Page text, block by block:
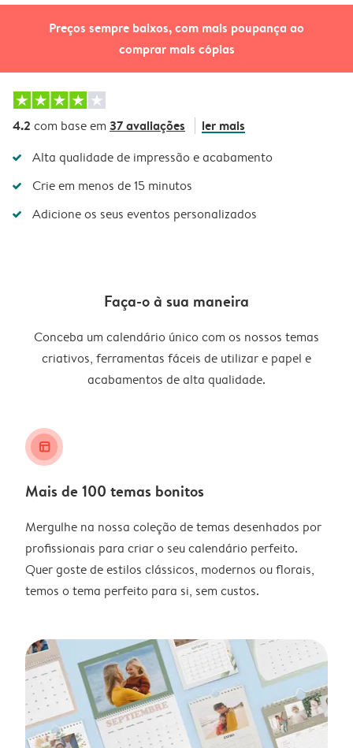
Preços sempre baixos, com mais poupança ao
comprar mais cópias
4.2 com base em 37 avaliações ler mais
Alta qualidade de impressão e acabamento
Crie em menos de 15 minutos
Adicione os seus eventos personalizados
Faça-o à sua maneira
Conceba um calendário único com os nossos temas
criativos, ferramentas fáceis de utilizar e papel e
acabamentos de alta qualidade.
layout_alt
Mais de 100 temas bonitos
Mergulhe na nossa coleção de temas desenhados por
profissionais para criar o seu calendário perfeito.
Quer goste de estilos clássicos, modernos ou florais,
temos o tema perfeito para si, sem custos.